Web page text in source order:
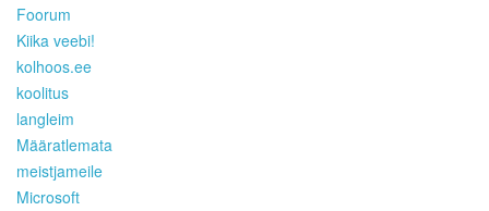
Foorum
Kiika veebi!
kolhoos.ee
koolitus
langleim
Määratlemata
meistjameile
Microsoft